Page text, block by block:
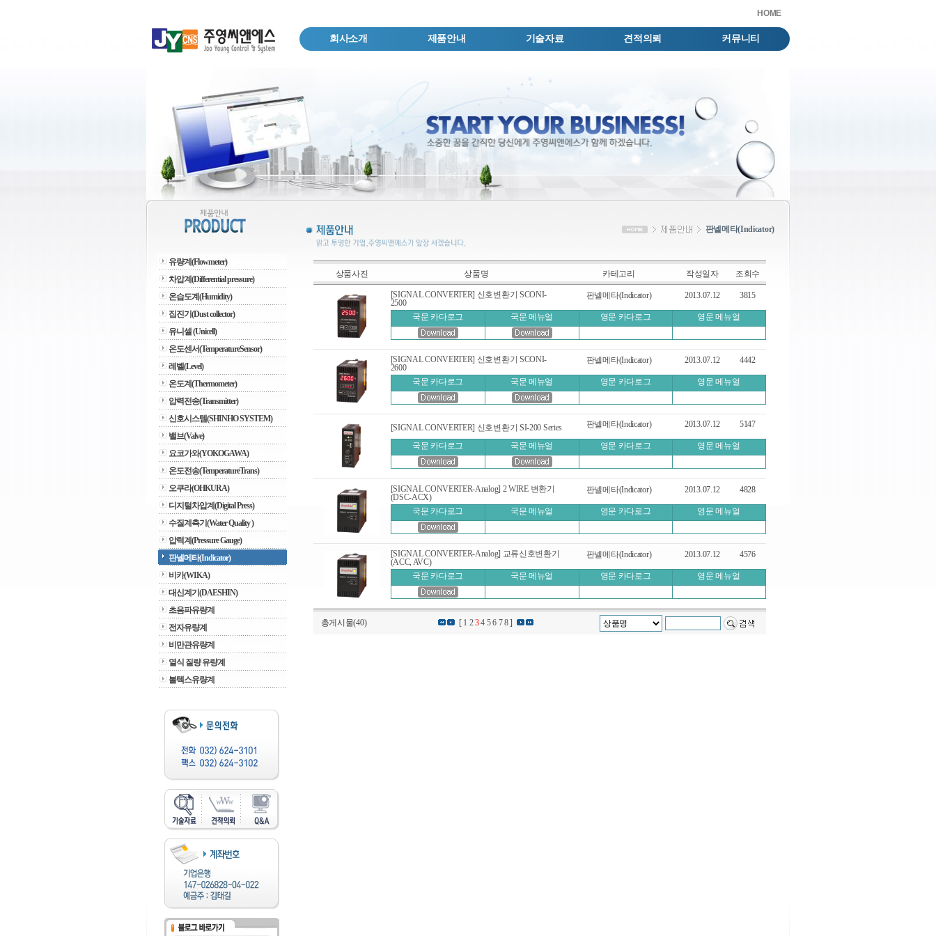
HOME
회사소개 제품안내 기술자료 견적의뢰 커뮤니티
유량계(Flowmeter)
차압계(Differential pressure)
온습도계(Humidity)
집진기(Dust collector)
유니셀 (Unicell)
온도센서(TemperatureSensor)
레벨(Level)
온도계(Thermometer)
압력전송(Transmitter)
신호시스템(SHINHO SYSTEM)
밸브(Valve)
요코가와(YOKOGAWA)
온도전송(TemperatureTrans)
오쿠라(OHKURA)
디지털차압계(Digital Press)
수질계측기(Water Quality )
압력계(Pressure Gauge)
판넬메타(Indicator)
비카(WIKA)
대신계기(DAESHIN)
초음파유량계
전자유량계
비만관유량계
열식 질량 유량계
볼텍스유량계
판넬메타(Indicator)
상품사진 상품명 카테고리 작성일자 조회수
[SIGNAL CONVERTER] 신호변환기 SCONI-
2500
판넬메타(Indicator) 2013.07.12 3815
국문 카다로그 국문 메뉴얼 영문 카다로그 영문 메뉴얼
[SIGNAL CONVERTER] 신호변환기 SCONI-
2600
판넬메타(Indicator) 2013.07.12 4442
국문 카다로그 국문 메뉴얼 영문 카다로그 영문 메뉴얼
[SIGNAL CONVERTER] 신호변환기 SI-200 Series 판넬메타(Indicator) 2013.07.12 5147
국문 카다로그 국문 메뉴얼 영문 카다로그 영문 메뉴얼
[SIGNAL CONVERTER-Analog] 2 WIRE 변환기
(DSC-ACX)
판넬메타(Indicator) 2013.07.12 4828
국문 카다로그 국문 메뉴얼 영문 카다로그 영문 메뉴얼
[SIGNAL CONVERTER-Analog] 교류신호변환기
(ACC, AVC)
판넬메타(Indicator) 2013.07.12 4576
국문 카다로그 국문 메뉴얼 영문 카다로그 영문 메뉴얼
총게시물(40) [ 1 234 56 78]